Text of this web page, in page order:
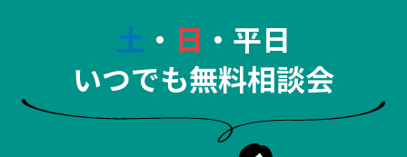
土 ・ 日 ・平日
いつでも無料相談会